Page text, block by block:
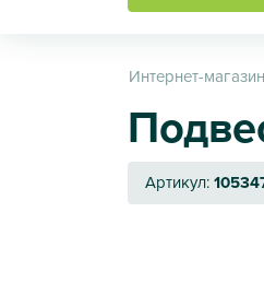
Интернет-
Артикул: